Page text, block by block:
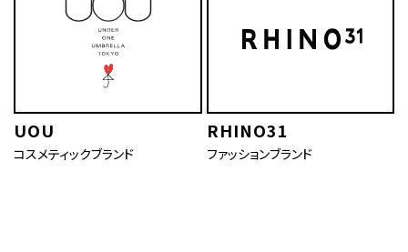
UOU
コスメティックブランド
RHINO31
ファッションブランド